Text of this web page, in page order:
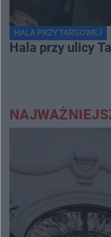
HALA PRZY TARGOWEJ
Hala przy ulicy